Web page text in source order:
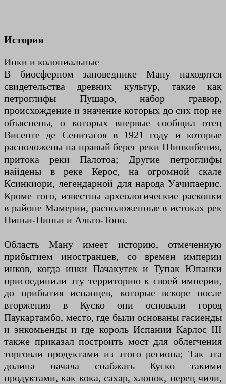
История
Инки и колониальные
В биосферном заповеднике Ману находятся
свидетельства древних культур, такие как
петроглифы Пушаро, набор гравюр,
происхождение и значение которых до сих пор не
объяснены, о которых впервые сообщил отец
Висенте де Сенитагоя в 1921 году и которые
расположены на правый берег реки Шинкибения,
притока реки Палотоа; Другие петроглифы
найдены в реке Керос, на огромной скале
Ксинкиори, легендарной для народа Уачипаерис.
Кроме того, известны археологические раскопки
в районе Мамерии, расположенные в истоках рек
Пиньи-Пиньи и Альто-Тоно.
Область Ману имеет историю, отмеченную
прибытием иностранцев, со времен империи
инков, когда инки Пачакутек и Тупак Юпанки
присоединили эту территорию к своей империи,
до прибытия испанцев, которые вскоре после
вторжения в Куско они основали город
Паукартамбо, место, где были основаны гасиенды
и энкомьенды и где король Испании Карлос III
также приказал построить мост для облегчения
торговли продуктами из этого региона; Так эта
долина начала снабжать Куско такими
продуктами, как кока, сахар, хлопок, перец чили,